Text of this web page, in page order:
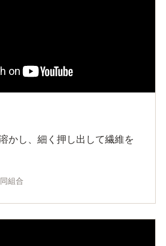
かし、細く押し出して繊維を
組合